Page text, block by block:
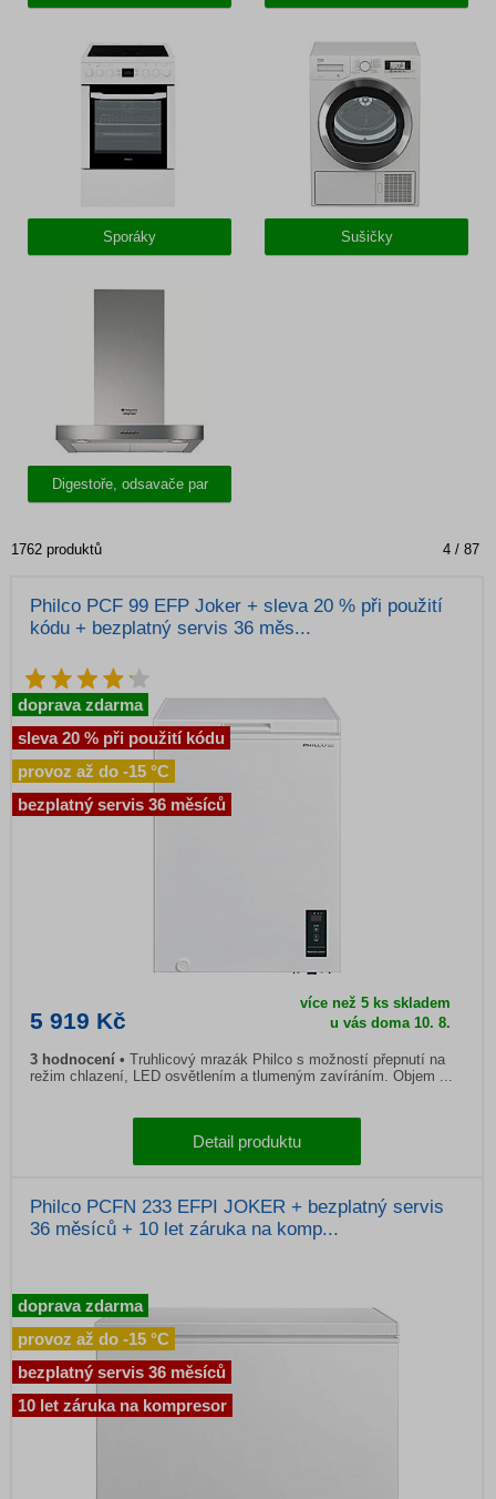
Sporáky Sušičky
Digestoře, odsavače par
1762 produktů 4 / 87
Philco PCF 99 EFP Joker + sleva 20 % při použití
kódu + bezplatný servis 36 měs...
5 919 Kč
více než 5 ks skladem
u vás doma 10. 8.
3 hodnocení
Truhlicový mrazák Philco s možností přepnutí na
režim chlazení, LED osvětlením a tlumeným zavíráním. Objem ...
Detail produktu
doprava zdarma
sleva 20 % při použití kódu
provoz až do -15 °C
bezplatný servis 36 měsíců
Philco PCFN 233 EFPI JOKER + bezplatný servis
36 měsíců + 10 let záruka na komp...
doprava zdarma
provoz až do -15 °C
bezplatný servis 36 měsíců
10 let záruka na kompresor